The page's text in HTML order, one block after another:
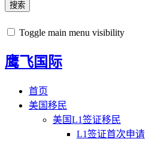
搜索
Toggle main menu visibility
鹰飞国际
首页
美国移民
美国L1签证移民
L1签证首次申请